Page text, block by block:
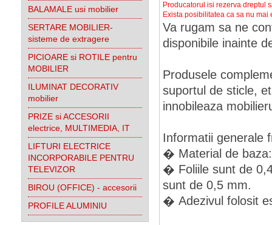
BALAMALE usi mobilier
SERTARE MOBILIER-
sisteme de extragere
PICIOARE si ROTILE pentru
MOBILIER
ILUMINAT DECORATIV
mobilier
PRIZE si ACCESORII
electrice, MULTIMEDIA, IT
LIFTURI ELECTRICE
INCORPORABILE PENTRU
TELEVIZOR
BIROU (OFFICE) - accesorii
PROFILE ALUMINIU
Producatorul isi rezerva dreptul
Exista posibilitatea ca sa nu
Va rugam sa ne
disponibile inainte
Produsele
suportul de sticle,
innobileaza
Informatii generale
� Material de
� Foliile sunt de
sunt de 0,5 mm.
� Adezivul folosit